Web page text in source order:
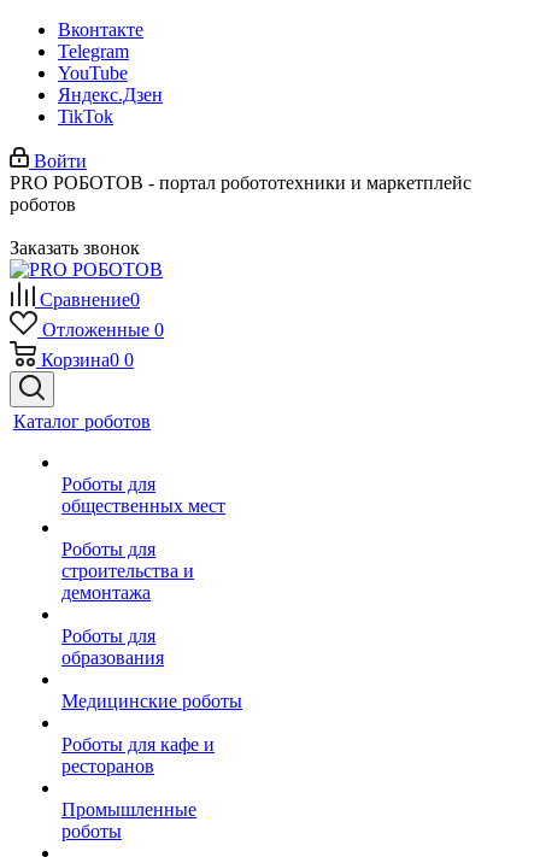
Вконтакте
Telegram
YouTube
Яндекс.Дзен
TikTok
Войти
PRO РОБОТОВ - портал робототехники и маркетплейс
роботов
Заказать звонок
Сравнение0
Отложенные 0
Корзина0 0
Каталог роботов
Роботы для
общественных мест
Роботы для
строительства и
демонтажа
Роботы для
образования
Медицинские роботы
Роботы для кафе и
ресторанов
Промышленные
роботы